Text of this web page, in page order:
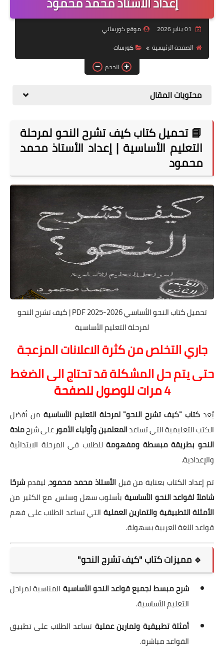
موضوعات
تكنولوجيا
موقع كورساتي
الصفحة الرئيسية
كورسات
الحجم
محتويات المقال
📘 تحميل كتاب كيف تشرح النحو لمرحلة
التعليم الأساسية | إعداد الأستاذ محمد
محمود
تحميل كتاب النحو الأساسي PDF 2025-2026 | كيف تشرح النحو
لمرحلة التعليم الأساسية
جاري التخلص من كثرة الاعلانات المزعجة
حتى يتمحل المشكلة قد تحتاج الى الضغط
4 مرات للوصول للصف حة
يُعد كتاب "كيف تشرح النحو" لمرحلة التعليم الأساسية من أفضل
الكتب التعليمية التي تساعدالمعلمين وأولياء الأمور على شرحمادة
النحو بطريقة مبسطة ومفهومةللطلاب في المرحلة الابتدائية
والإعدادية.
تم إعداد الكتاب بعناية من قبلالأستاذ محمد محمود، ليقدمشرحًا
شاملاً لقواعد النحو الأساسية بأسلوب سهل وسلس، مع الكثير من
الأمثلة التطبيقية والتمارين العملية التي تساعد الطلاب على فهم
قواعد اللغة العربية بسهولة.
🔹 مميزات كتاب "كيف تشرح النحو"
شرح مبسط لجميع قواعد النحو الأساسية المناسبة لمراحل
التعليم الأساسية.
أمثلة تطبيقية وتمارين عملية تساعد الطلاب على تطبيق
القواعد مباشرة.